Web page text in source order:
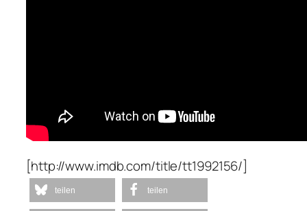
[http://www.imdb.com/title/tt1992156/]
teilen teilen